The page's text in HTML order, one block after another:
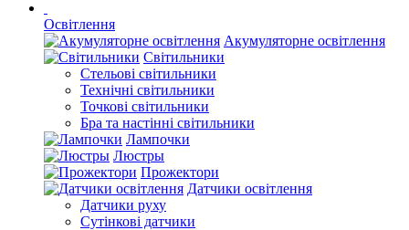
Освітлення
Акумуляторне освітлення
Світильники
Стельові світильники
Технічні світильники
Точкові світильники
Бра та настінні світильники
Лампочки
Люстры
Прожектори
Датчики освітлення
Датчики руху
Сутінкові датчики